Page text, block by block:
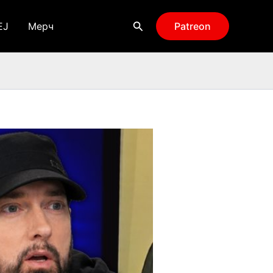
Мерч Поиск Patreon